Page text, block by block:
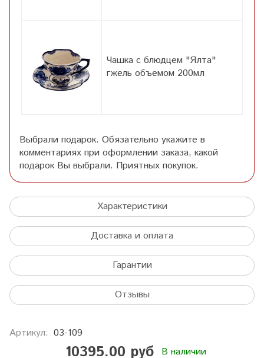
Чашка с блюдцем "Ялта"
гжель объемом 200мл
Выбрали подарок. Обязательно укажите в
комментариях при оформлении заказа, какой
подарок Вы выбрали. Приятных покупок.
Характеристики
Доставка и оплата
Гарантии
Отзывы
Артикул: 03-109
10395.00 руб В наличии